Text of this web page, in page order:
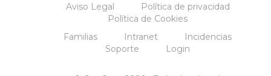
Aviso Legal
Política de privacidad
Política de Cookies
Familias
Intranet
Incidencias
Soporte
Login